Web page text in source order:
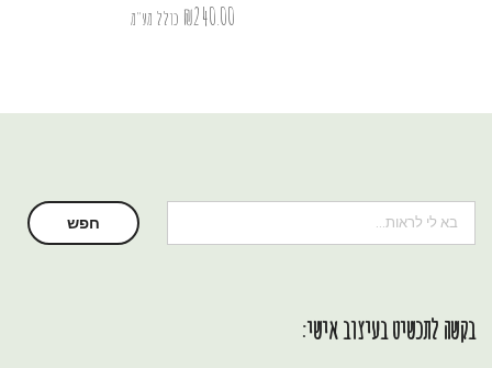
₪240.00 כולל מע"מ
חיפוש חפש
בקשה לתכשיט בעיצוב אישי: